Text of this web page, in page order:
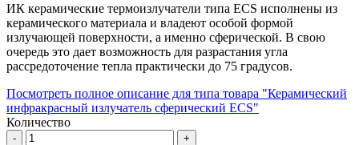
ИК керамические термоизлучатели типа ECS исполнены из
керамического материала и владеют особой формой
излучающей поверхности, а именно сферической. В свою
очередь это дает возможность для разрастания угла
рассредоточение тепла практически до 75 градусов.
Посмотреть полное описание для типа товара "Керамический
инфракрасный излучатель сферический ECS"
Количество
- +